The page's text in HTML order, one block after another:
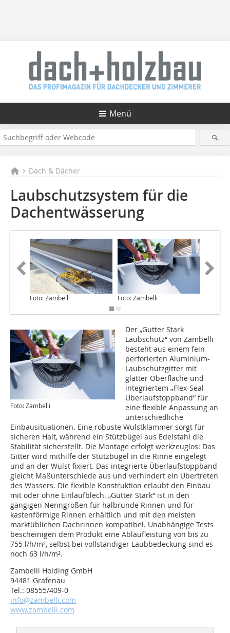
Menü
Dach & Dächer
Laubschutzsystem für die
Dachentwässerung
Foto: Zambelli Foto: Zambelli
Foto: Zambelli
Der „Gutter Stark
Laubschutz“ von Zambelli
besteht aus einem fein
perforierten Aluminium-
Laubschutzgitter mit
glatter Oberfläche und
integriertem „Flex-Seal
Überlaufstoppband“ für
eine flexible Anpassung an
unterschiedliche
Einbausituationen. Eine robuste Wulstklammer sorgt für
sicheren Halt, während ein Stützbügel aus Edelstahl die
Stabilität sicherstellt. Die Montage erfolgt werkzeuglos: Das
Gitter wird mithilfe der Stützbügel in die Rinne eingelegt
und an der Wulst fixiert. Das integrierte Überlaufstoppband
gleicht Maßunterschiede aus und verhindert ein Übertreten
des Wassers. Die flexible Konstruktion erlaubt den Einbau
mit oder ohne Einlaufblech. „Gutter Stark“ ist in den
gängigen Nenngrößen für halbrunde Rinnen und für
kastenförmige Rinnen erhältlich und mit den meisten
marktüblichen Dachrinnen kompatibel. Unabhängige Tests
bescheinigen dem Produkt eine Ablaufleistung von bis zu
755 l/h/m², selbst bei vollständiger Laubbedeckung sind es
noch 63 l/h/m².
Zambelli Holding GmbH
94481 Grafenau
Tel.: 08555/409-0
info@zambelli.com
www.zambelli.com